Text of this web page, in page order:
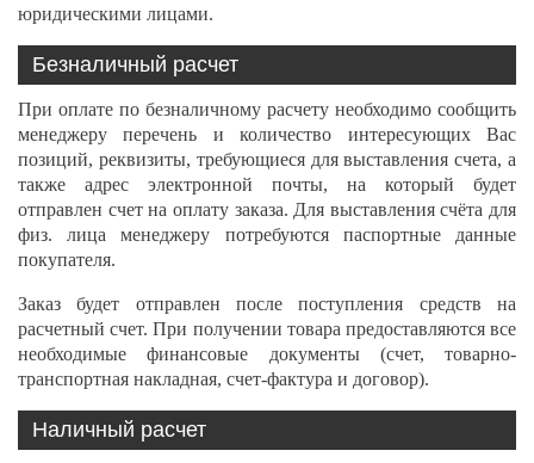
юридическими лицами.
Безналичный расчет
При оплате по безналичному расчету необходимо сообщить
менеджеру перечень и количество интересующих Вас
позиций, реквизиты, требующиеся для выставления счета, а
также адрес электронной почты, на который будет
отправлен счет на оплату заказа. Для выставления счёта для
физ. лица менеджеру потребуются паспортные данные
покупателя.
Заказ будет отправлен после поступления средств на
расчетный счет. При получении товара предоставляются все
необходимые финансовые документы (счет, товарно-
транспортная накладная, счет-фактура и договор).
Наличный расчет